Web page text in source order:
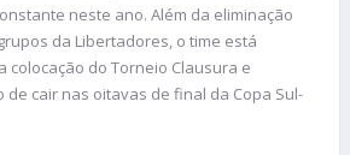
neste ano. Além da eliminação
da Libertadores, o time está
colocação do Torneio Clausura e
de cair nas oitavas de final da Copa Sul-